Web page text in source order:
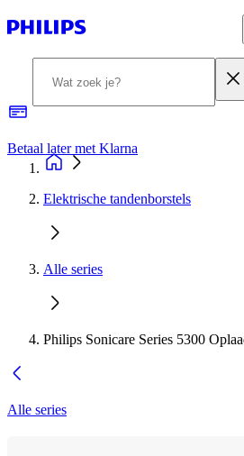
Betaal later met Klarna
Elektrische tandenborstels
Alle series
Philips Sonicare Series 5300
Alle series